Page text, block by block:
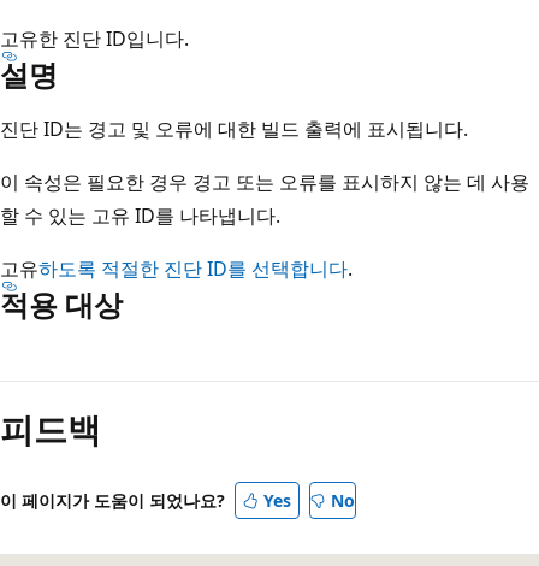
고유한 진단 ID입니다.
설명
진단 ID는 경고 및 오류에 대한 빌드 출력에 표시됩니다.
이 속성은 필요한 경우 경고 또는 오류를 표시하지 않는 데 사용
할 수 있는 고유 ID를 나타냅니다.
고유하도록 적절한 진단 ID를 선택합니다.
적용 대상
기
모
사
안
피드백
이 페이지가 도움이 되었나요? Yes No